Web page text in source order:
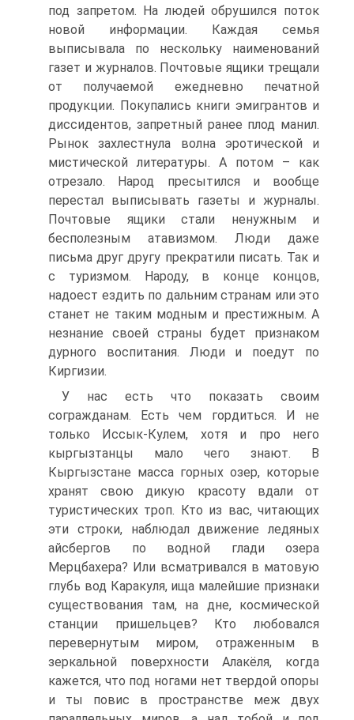
под запретом. На людей обрушился поток
новой информации. Каждая семья
выписывала по нескольку наименований
газет и журналов. Почтовые ящики трещали
от получаемой ежедневно печатной
продукции. Покупались книги эмигрантов и
диссидентов, запретный ранее плод манил.
Рынок захлестнула волна эротической и
мистической литературы. А потом – как
отрезало. Народ пресытился и вообще
перестал выписывать газеты и журналы.
Почтовые ящики стали ненужным и
бесполезным атавизмом. Люди даже
письма друг другу прекратили писать. Так и
с туризмом. Народу, в конце концов,
надоест ездить по дальним странам или это
станет не таким модным и престижным. А
незнание своей страны будет признаком
дурного воспитания. Люди и поедут по
Киргизии.
У нас есть что показать своим
согражданам. Есть чем гордиться. И не
только Иссык-Кулем, хотя и про него
кыргызтанцы мало чего знают. В
Кыргызстане масса горных озер, которые
хранят свою дикую красоту вдали от
туристических троп. Кто из вас, читающих
эти строки, наблюдал движение ледяных
айсбергов по водной глади озера
Мерцбахера? Или всматривался в матовую
глубь вод Каракуля, ища малейшие признаки
существования там, на дне, космической
станции пришельцев? Кто любовался
перевернутым миром, отраженным в
зеркальной поверхности Алакёля, когда
кажется, что под ногами нет твердой опоры
и ты повис в пространстве меж двух